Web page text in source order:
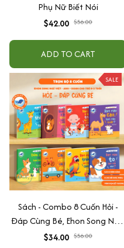
Phụ Nữ Biết Nói
$42.00 $56.00
ADD TO CART
SALE
Sách - Combo 8 Cuốn Hỏi -
Đáp Cùng Bé, Ehon Song Ngữ
Việt - Anh - Dành Cho Bé Từ 0
$34.00 $56.00